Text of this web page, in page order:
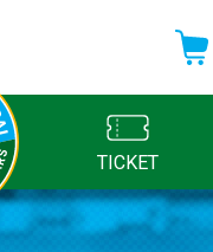
TICKET